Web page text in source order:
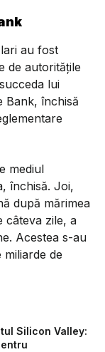
au fost
de autorităţile
lui
Bank, închisă
mediul
închisă. Joi,
după mărimea
câteva zile, a
Acestea s-au
de
Silicon Valley: